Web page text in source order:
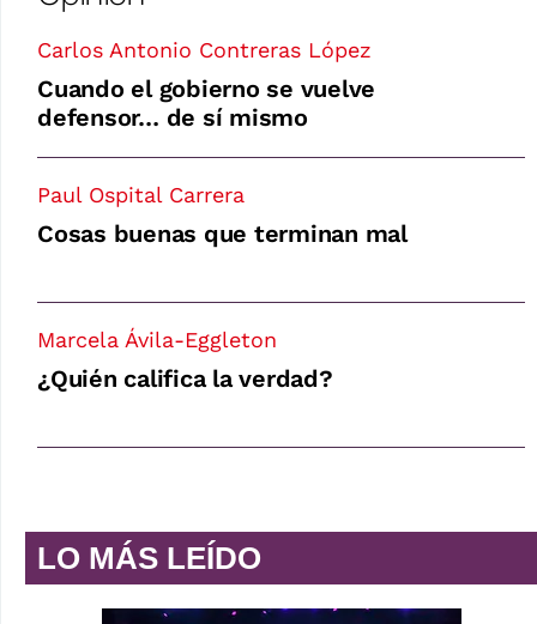
Carlos Antonio Contreras López
Cuando el gobierno se vuelve
defensor… de sí mismo
Paul Ospital Carrera
Cosas buenas que terminan mal
Marcela Ávila-Eggleton
¿Quién califica la verdad?
LO MÁS LEÍDO